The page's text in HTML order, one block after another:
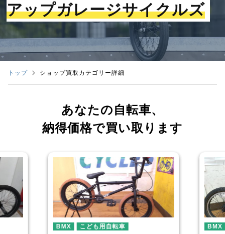
アップガレージサイクルズ
トップ ショップ買取カテゴリー詳細
あなたの自転車、
納得価格で買い取ります
BMX BMX